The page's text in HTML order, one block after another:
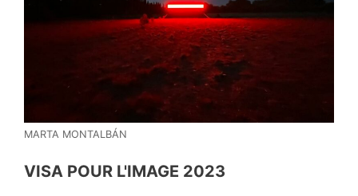
MARTA MONTALBÁN
VISA POUR L'IMAGE 2023